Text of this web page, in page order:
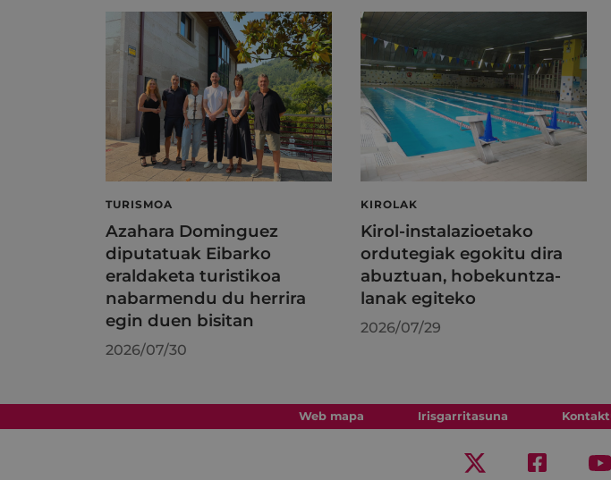
TURISMOA
Azahara Dominguez
diputatuak Eibarko
eraldaketa turistikoa
nabarmendu du herrira
egin duen bisitan
2026/07/30
KIROLAK
Kirol-instalazioetako
ordutegiak egokitu dira
abuztuan, hobekuntza-
lanak egiteko
2026/07/29
Web mapa Irisgarritasuna